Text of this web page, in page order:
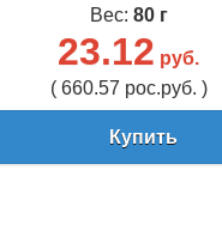
Вес: 80 г
23.12 руб.
( 660.57 рос.руб. )
Купить